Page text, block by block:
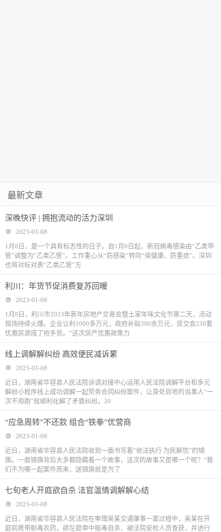
最新文章
深晚快评 | 拥抱流动的活力深圳
2023-01-08
1月8日，是一个具有标志性的日子。自1月8日起，新冠病毒感染由“乙类甲
管”调整为“乙类乙管”。工作重心从“防感染”转向“保健康、防重症”。深圳
也将对标对表“乙类乙管”方
利川：年货节促消费复苏回暖
2023-01-08
1月8日，利川市2023年新年房地产交易会暨土家年味文化节第二天，活动
现场持续火爆。企业让利1000多万元，政府补贴300余万元，房交会230套
优惠房源成了抢手货。“这次房产优惠政策力
线上调解解纠纷 高效便民减诉累
2023-01-08
近日，湖南省华容县人民法院诉调对接中心运用人民法院调解平台和多元
解纷小程序线上成功调解一起劳务合同纠纷案件，让身处异地的当事人“一
次不用跑”就顺利化解了矛盾纠纷。20
“应急周转”不还款 组合“铁拳”优营商
2023-01-08
近日，湖南省华容县人民法院收到一面书写着“依法执行 为民解忧”的锦
旗。一面锦旗背后大多都隐藏着一个故事，这次的故事又是哪一个呢？“我
们不为哪一起案件而来，送锦旗就是为了
七旬老人开庭欲自杀 法官温情调解解心结
2023-01-08
近日，湖南省华容县人民法院在审理吴某交通肇事一案过程中，吴某在开
庭前携带剧毒农药，欲在庭审中服毒自杀，被法院安检人员查获，并进行